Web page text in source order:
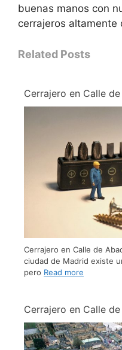
buenas manos con
cerrajeros altamente
Related Posts
Cerrajero en Calle
Cerrajero en Calle de
ciudad de Madrid existe
pero Read more
Cerrajero en Calle